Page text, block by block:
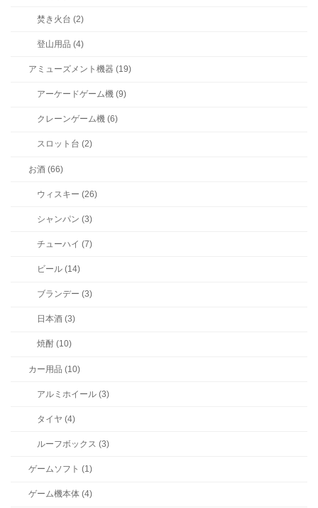
焚き火台 (2)
登山用品 (4)
アミューズメント機器 (19)
アーケードゲーム機 (9)
クレーンゲーム機 (6)
スロット台 (2)
お酒 (66)
ウィスキー (26)
シャンパン (3)
チューハイ (7)
ビール (14)
ブランデー (3)
日本酒 (3)
焼酎 (10)
カー用品 (10)
アルミホイール (3)
タイヤ (4)
ルーフボックス (3)
ゲームソフト (1)
ゲーム機本体 (4)